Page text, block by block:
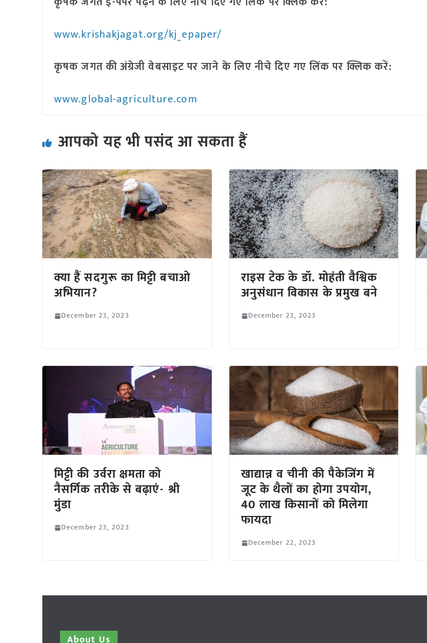
www.krishakjagat.org/kj_epaper/
कृषक जगत की अंग्रेजी वेबसाइट पर जाने के लिए नीचे दिए गए लिंक पर क्लिक करें:
www.global-agriculture.com
आपको यह भी पसंद आ सकता हैं
क्या हैं सदगुरू का मिट्टी बचाओ
अभियान?
December 23, 2023
राइस टेक के डॉ. मोहंती वैश्विक
अनुसंधान विकास के प्रमुख बने
December 23, 2023
मिट्टी की उर्वरा क्षमता को
नैसर्गिक तरीके से बढ़ाएं- श्री
मुंडा
December 23, 2023
खाद्यान्न व चीनी की पैकेजिंग में
जूट के थैलों का होगा उपयोग,
40 लाख किसानों को मिलेगा
फायदा
December 22, 2023